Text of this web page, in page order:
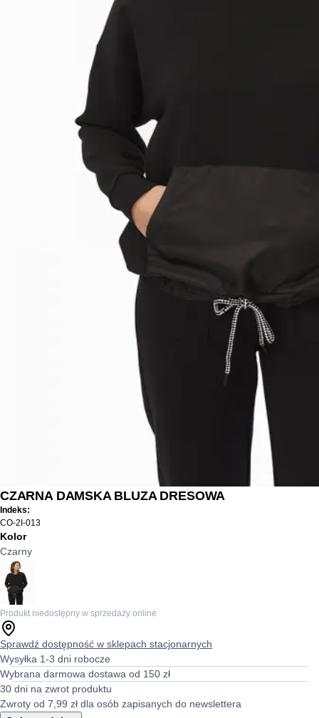
CZARNA DAMSKA BLUZA DRESOWA
Indeks:
CO-2I-013
Kolor
Czarny
Produkt niedostępny w sprzedaży online
Sprawdź dostępność w sklepach stacjonarnych
Wysyłka 1-3 dni robocze
Wybrana darmowa dostawa od 150 zł
30 dni na zwrot produktu
Zwroty od 7,99 zł dla osób zapisanych do newslettera